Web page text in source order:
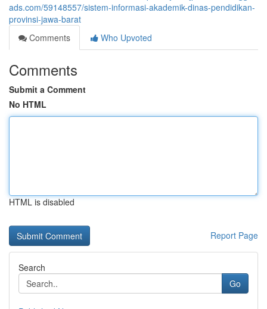
ads.com/59148557/sistem-informasi-akademik-dinas-pendidikan-
provinsi-jawa-barat
Comments
Who Upvoted
Comments
Submit a Comment
No HTML
HTML is disabled
Report Page
Search
Go